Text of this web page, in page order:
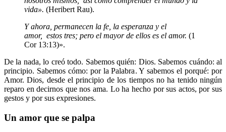
vida». (Heribert Rau).
Y ahora, permanecen la fe, la esperanza y el
amor, estos tres; pero el mayor de ellos es el amor. (1
Cor 13:13)».
De la nada, lo creó todo. Sabemos quién: Dios. Sabemos cuándo: al
principio. Sabemos cómo: por la Palabra. Y sabemos el porqué: por
Amor. Dios, desde el principio de los tiempos no ha tenido ningún
reparo en decirnos que nos ama. Lo ha hecho por sus actos, por sus
gestos y por sus expresiones.
Un amor que se palpa